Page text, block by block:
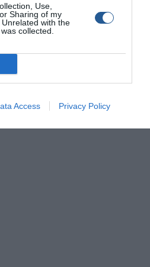
Use,
Sharing of my
with the
collected.
Access Privacy Policy
All rights reserved.
By